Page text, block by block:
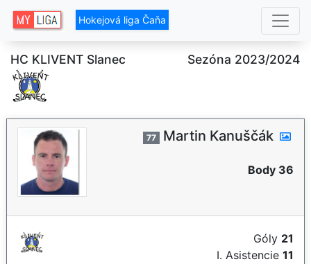
Hokejová liga Čaňa
HC KLIVENT Slanec Sezóna 2023/2024
77 Martin Kanuščák
Body 36
Góly 21
I. Asistencie 11